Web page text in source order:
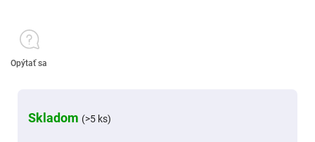
Skladom (>5 ks)
Opýtať sa